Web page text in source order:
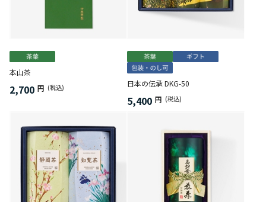
本山茶
2,700 円 (税込) 日本の伝承 DKG-50
5,400 円 (税込)